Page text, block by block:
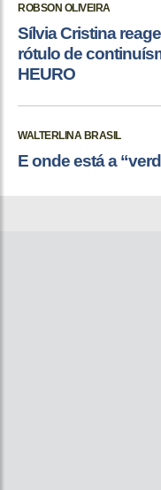
ROBSON OLIVEIRA
Sílvia Cristina
rótulo de
HEURO
WALTERLINA BRASIL
E onde está a